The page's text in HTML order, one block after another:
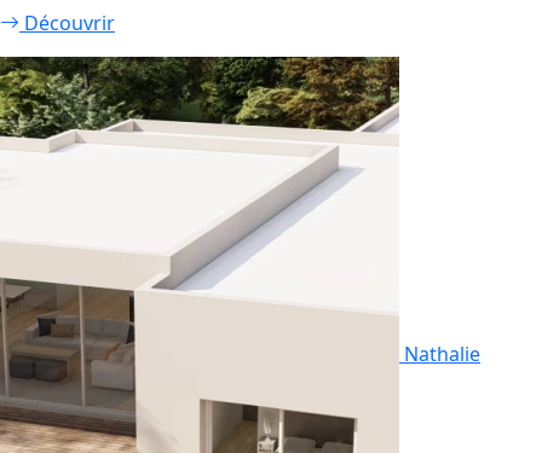
Découvrir
Nathalie